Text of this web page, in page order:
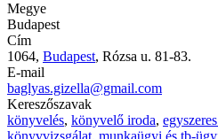
Megye
Budapest
Cím
1064, Budapest, Rózsa u. 81-83.
E-mail
baglyas.gizella@gmail.com
Kereszőszavak
könyvelés, könyvelő iroda,